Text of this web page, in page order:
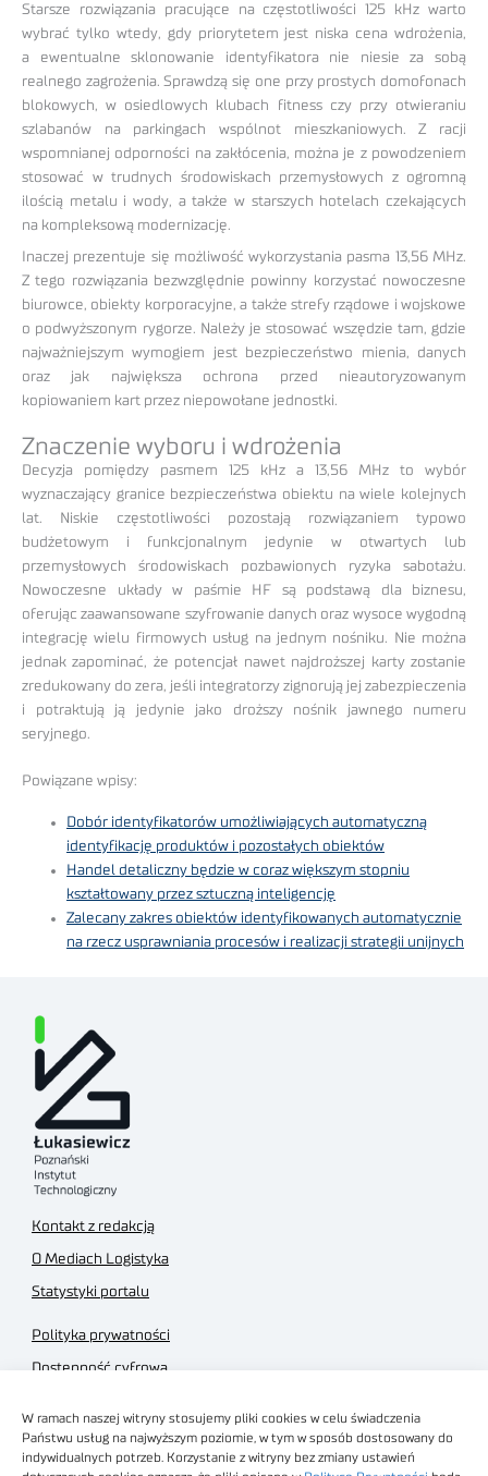
W ramach naszej witryny stosujemy pliki cookies w celu świadczenia
Państwu usług na najwyższym poziomie, w tym w sposób dostosowany do
indywidualnych potrzeb. Korzystanie z witryny bez zmiany ustawień
Starsze rozwiązania pracujące na częstotliwości 125 kHz warto
wybrać tylko wtedy, gdy priorytetem jest niska cena wdrożenia,
a ewentualne sklonowanie identyfikatora nie niesie za sobą
realnego zagrożenia. Sprawdzą się one przy prostych domofonach
blokowych, w osiedlowych klubach fitness czy przy otwieraniu
szlabanów na parkingach wspólnot mieszkaniowych. Z racji
wspomnianej odporności na zakłócenia, można je z powodzeniem
stosować w trudnych środowiskach przemysłowych z ogromną
ilością metalu i wody, a także w starszych hotelach czekających
na kompleksową modernizację.
Inaczej prezentuje się możliwość wykorzystania pasma 13,56 MHz.
Z tego rozwiązania bezwzględnie powinny korzystać nowoczesne
biurowce, obiekty korporacyjne, a także strefy rządowe i wojskowe
o podwyższonym rygorze. Należy je stosować wszędzie tam, gdzie
najważniejszym wymogiem jest bezpieczeństwo mienia, danych
oraz jak największa ochrona przed nieautoryzowanym
kopiowaniem kart przez niepowołane jednostki.
Znaczenie wyboru i wdrożenia
Decyzja pomiędzy pasmem 125 kHz a 13,56 MHz to wybór
wyznaczający granice bezpieczeństwa obiektu na wiele kolejnych
lat. Niskie częstotliwości pozostają rozwiązaniem typowo
budżetowym i funkcjonalnym jedynie w otwartych lub
przemysłowych środowiskach pozbawionych ryzyka sabotażu.
Nowoczesne układy w paśmie HF są podstawą dla biznesu,
oferując zaawansowane szyfrowanie danych oraz wysoce wygodną
integrację wielu firmowych usług na jednym nośniku. Nie można
jednak zapominać, że potencjał nawet najdroższej karty zostanie
zredukowany do zera, jeśli integratorzy zignorują jej zabezpieczenia
i potraktują ją jedynie jako droższy nośnik jawnego numeru
seryjnego.
Powiązane wpisy:
Dobór identyfikatorów umożliwiających automatyczną
identyfikację produktów i pozostałych obiektów
Handel detaliczny będzie w coraz większym stopniu
kształtowany przez sztuczną inteligencję
Zalecany zakres obiektów identyfikowanych automatycznie
na rzecz usprawniania procesów i realizacji strategii unijnych
Kontakt z redakcją
O Mediach Logistyka
Statystyki portalu
Polityka prywatności
Dostępność cyfrowa
Regulamin sklepu